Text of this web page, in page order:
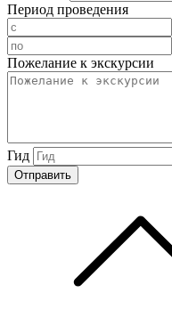
Период проведения
Пожелание к экскурсии
Гид